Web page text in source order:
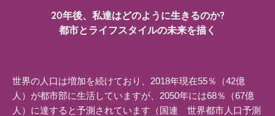
20年後、私達はどのように生きるのか?
都市とライフスタイルの未来を描く
世界の人口は増加を続けており、2018年現在55％（42億
人）が都市部に生活していますが、2050年には68％（67億
人）に達すると予測されています（国連 世界都市人口予測